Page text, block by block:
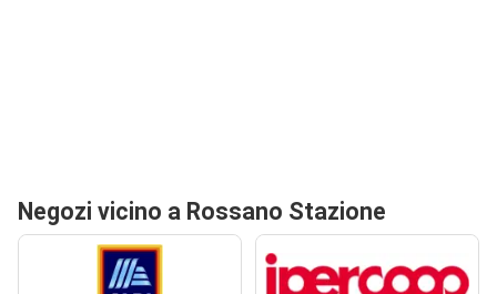
Negozi vicino a Rossano Stazione